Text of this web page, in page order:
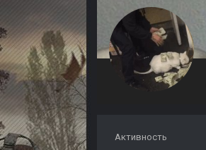
Активность